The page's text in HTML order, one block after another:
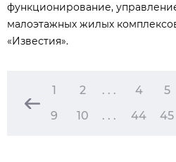
функционирование,
малоэтажных жилых
«Известия».
1 2 . . . 4 5
9
10 . . . 44 45